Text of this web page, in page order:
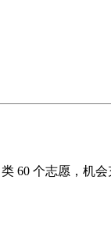
类 60 个志愿，机